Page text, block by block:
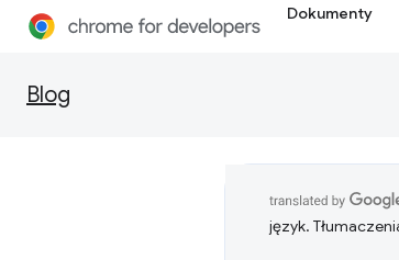
Dokumenty
Blog
język.